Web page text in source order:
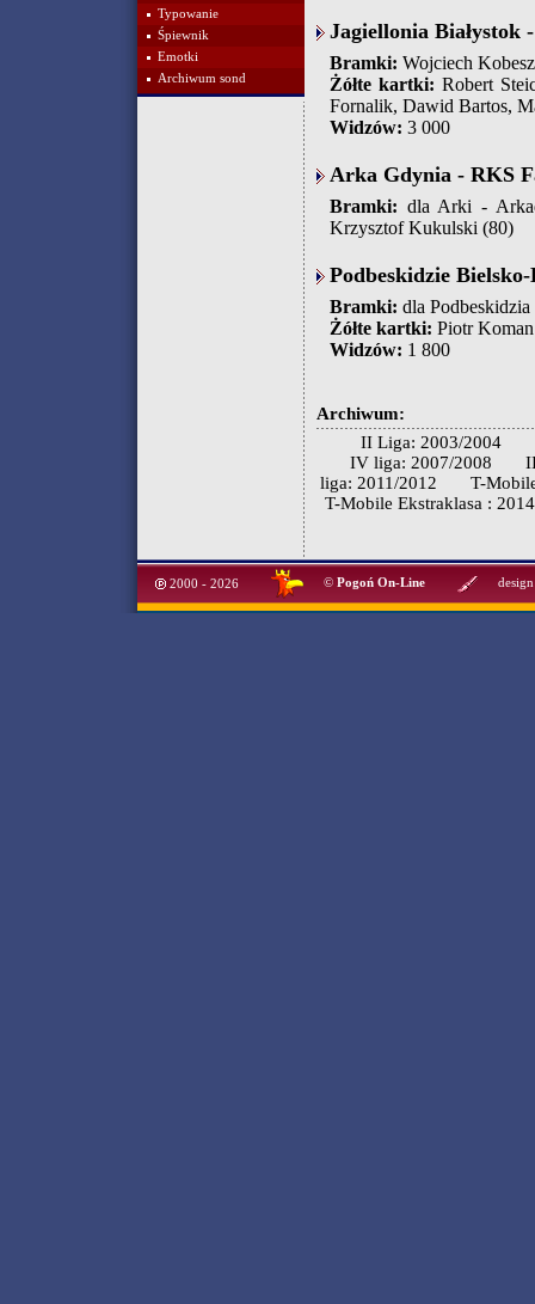
Typowanie
Śpiewnik
Emotki
Archiwum sond
Jagiellonia Białystok
Bramki: Wojciech
Żółte kartki: Robert
Fornalik, Dawid Bartos,
Widzów: 3 000
Arka Gdynia - RKS
Bramki: dla Arki -
Krzysztof Kukulski (80)
Podbeskidzie
Bramki: dla
Żółte kartki: Piotr
Widzów: 1 800
Archiwum:
II Liga: 2003/2004
IV liga: 2007/2008
liga: 2011/2012
T-
T-Mobile Ekstraklasa :
2000 - 2026 © Pogoń On-Line